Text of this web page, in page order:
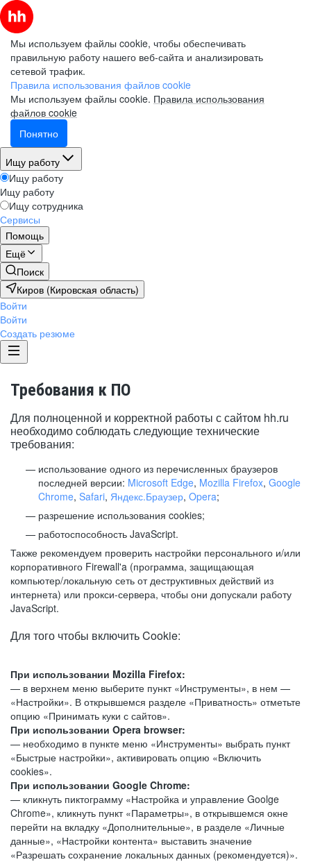
Мы используем файлы cookie, чтобы обеспечивать
правильную работу нашего веб-сайта и анализировать
сетевой трафик.
Правила использования файлов cookie
Мы используем файлы cookie. Правила использования
файлов cookie
Понятно
Ищу работу
Ищу работу
Ищу работу
Ищу сотрудника
Сервисы
Помощь
Ещё
Поиск
Киров (Кировская область)
Войти
Войти
Создать резюме
Требования к ПО
Для полноценной и корректной работы с сайтом hh.ru
необходимо соблюдать следующие технические
требования:
использование одного из перечисленных браузеров
последней версии: Microsoft Edge, Mozilla Firefox, Google
Chrome, Safari, Яндекс.Браузер, Opera;
разрешение использования cookies;
работоспособность JavaScript.
Также рекомендуем проверить настройки персонального и/или
корпоративного Firewall'a (программа, защищающая
компьютер/локальную сеть от деструктивных действий из
интернета) или прокси-сервера, чтобы они допускали работу
JavaScript.
Для того чтобы включить Cookie:
При использовании Mozilla Firefox:
— в верхнем меню выберите пункт «Инструменты», в нем —
«Настройки». В открывшемся разделе «Приватность» отметьте
опцию «Принимать куки с сайтов».
При использовании Opera browser:
— необходимо в пункте меню «Инструменты» выбрать пункт
«Быстрые настройки», активировать опцию «Включить
cookies».
При использовании Google Chrome:
— кликнуть пиктограмму «Настройка и управление Goolge
Chrome», кликнуть пункт «Параметры», в открывшемся окне
перейти на вкладку «Дополнительные», в разделе «Личные
данные», «Настройки контента» выставить значение
«Разрешать сохранение локальных данных (рекомендуется)».